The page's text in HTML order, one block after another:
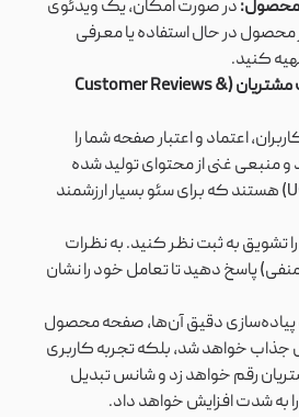
محصول:در صورت امکان، یک ویدئوی
محصول در حال استفاده یا معرفی
کنید.
نظرات و امتیازات مشتریان (Customer Reviews &
اعتماد و اعتبار صفحه شما را
منبعی غنی از محتوای تولید شده
توسط کاربر (UGC) هستند که برای سئو بسیار ارزشمند
تشویق به ثبت نظر کنید. به نظرات
پاسخ دهید تا تعامل خود را نشان
و پیاده‌سازی دقیق آن‌ها، صفحه محصول
جذاب خواهد شد، بلکه تجربه کاربری
رقم خواهد زد و شانس تبدیل
را به شدت افزایش خواهد داد.